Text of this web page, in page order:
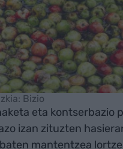
Bizio
eta kontserbazio
izan zituzten
mantentzea